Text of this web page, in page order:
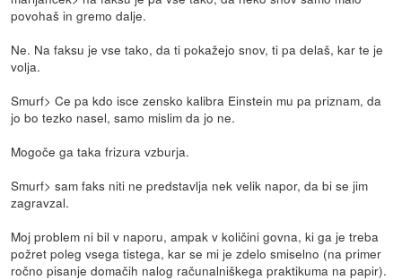
povohaš in gremo dalje.
Ne. Na faksu je vse tako, da ti pokažejo snov, ti pa delaš, kar te je
volja.
Smurf> Ce pa kdo isce zensko kalibra Einstein mu pa priznam, da
jo bo tezko nasel, samo mislim da jo ne.
Mogoče ga taka frizura vzburja.
Smurf> sam faks niti ne predstavlja nek velik napor, da bi se jim
zagravzal.
Moj problem ni bil v naporu, ampak v količini govna, ki ga je treba
požret poleg vsega tistega, kar se mi je zdelo smiselno (na primer
ročno pisanje domačih nalog računalniškega praktikuma na papir).